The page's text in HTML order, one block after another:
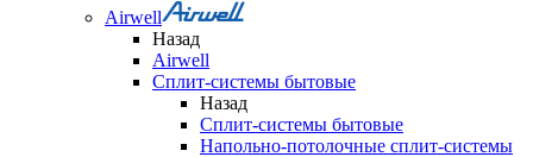
Airwell
Назад
Airwell
Сплит-системы бытовые
Назад
Сплит-системы бытовые
Напольно-потолочные сплит-системы